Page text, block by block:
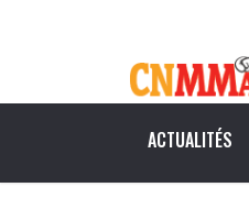
ACTUALITÉS